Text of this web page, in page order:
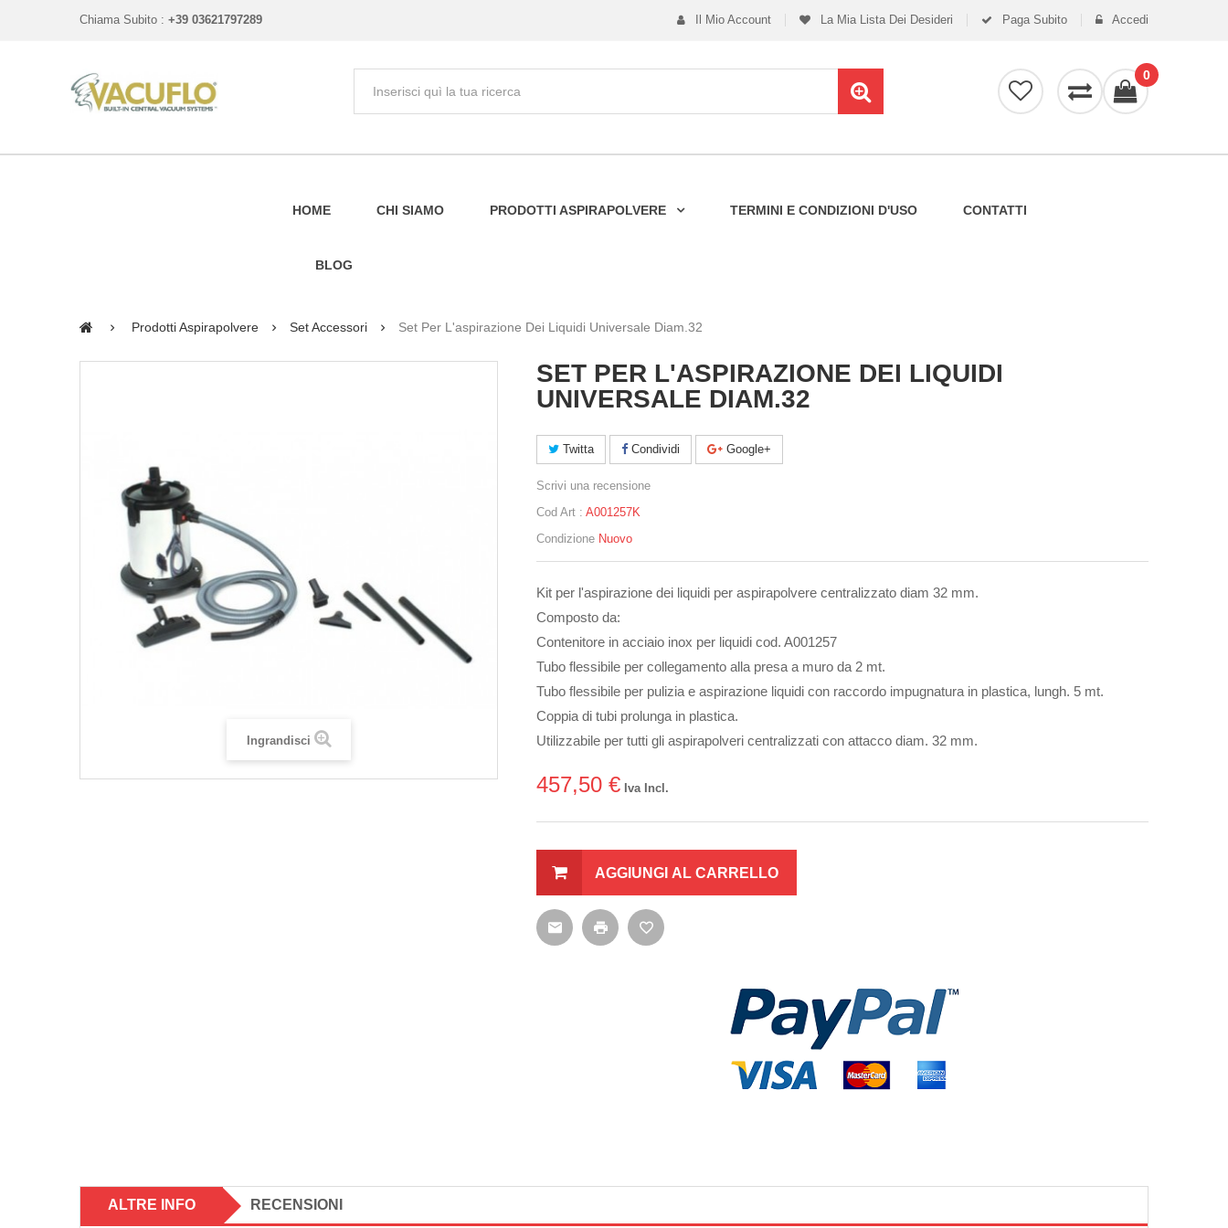
Il Mio Account La Mia Lista Dei Desideri Paga Subito Accedi
Chiama Subito : +39 03621797289
0
HOME CHI SIAMO PRODOTTI ASPIRAPOLVERE TERMINI E CONDIZIONI D'USO CONTATTI
BLOG
Prodotti Aspirapolvere Set Accessori Set Per L'aspirazione Dei Liquidi Universale Diam.32
Ingrandisci
SET PER L'ASPIRAZIONE DEI LIQUIDI
UNIVERSALE DIAM.32
Twitta Condividi Google+
Scrivi una recensione
Cod Art : A001257K
Condizione Nuovo
Kit per l'aspirazione dei liquidi per aspirapolvere centralizzato diam 32 mm.
Composto da:
Contenitore in acciaio inox per liquidi cod. A001257
Tubo flessibile per collegamento alla presa a muro da 2 mt.
Tubo flessibile per pulizia e aspirazione liquidi con raccordo impugnatura in plastica, lungh. 5 mt.
Coppia di tubi prolunga in plastica.
Utilizzabile per tutti gli aspirapolveri centralizzati con attacco diam. 32 mm.
457,50 € Iva Incl.
AGGIUNGI AL CARRELLO
ALTRE INFO RECENSIONI